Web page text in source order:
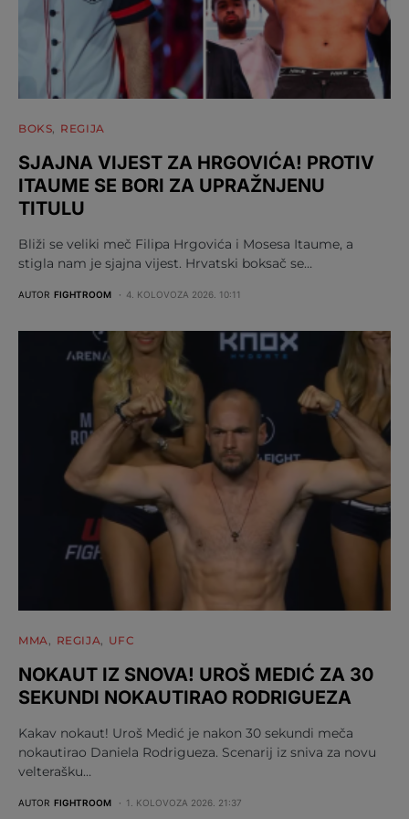
BOKS REGIJA
SJAJNA VIJEST ZA HRGOVIĆA! PROTIV
ITAUME SE BORI ZA UPRAŽNJENU
TITULU
Bliži se veliki meč Filipa Hrgovića i Mosesa Itaume, a
stigla nam je sjajna vijest. Hrvatski boksač se…
AUTOR FIGHTROOM 4. KOLOVOZA 2026. 10:11
MMA REGIJA UFC
NOKAUT IZ SNOVA! UROŠ MEDIĆ ZA 30
SEKUNDI NOKAUTIRAO RODRIGUEZA
Kakav nokaut! Uroš Medić je nakon 30 sekundi meča
nokautirao Daniela Rodrigueza. Scenarij iz sniva za novu
velterašku…
AUTOR FIGHTROOM 1. KOLOVOZA 2026. 21:37